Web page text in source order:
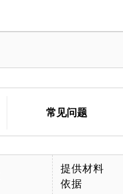
常见问题
提供材料
依据